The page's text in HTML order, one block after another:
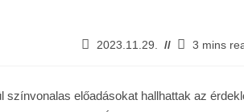
2023.11.29. 3 mins
színvonalas előadásokat hallhattak az